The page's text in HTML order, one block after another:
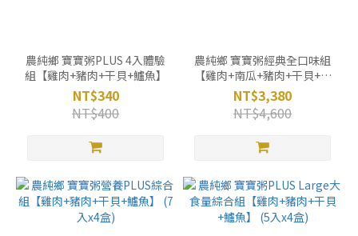
農純鄉 寶寶粥PLUS 4入體驗
組【雞肉+豬肉+干貝+鱸魚】
NT$340
NT$400
農純鄉 寶寶粥經典全口味組
【雞肉+南瓜+豬肉+干貝+鮭
魚+牛肉+蛤蜊+虱目魚】(7入
x8盒)
NT$3,380
NT$4,600